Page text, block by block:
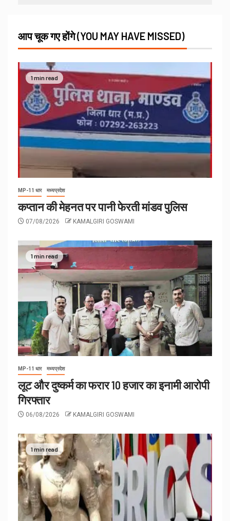
आप चूक गए होंगे (YOU MAY HAVE MISSED)
1 min read
MP-11 धार मध्यप्रदेश
कप्तान की मेहनत पर पानी फेरती मांडव पुलिस
07/08/2026 KAMALGIRI GOSWAMI
1 min read
MP-11 धार मध्यप्रदेश
लूट और दुष्कर्म का फरार 10 हजार का इनामी आरोपी
गिरफ्तार
06/08/2026 KAMALGIRI GOSWAMI
1 min read